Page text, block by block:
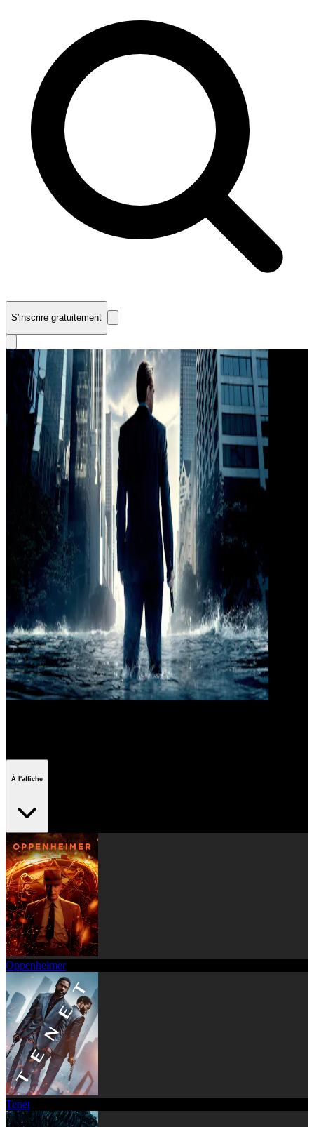
S'inscrire gratuitement
À l'affiche
Oppenheimer
Tenet